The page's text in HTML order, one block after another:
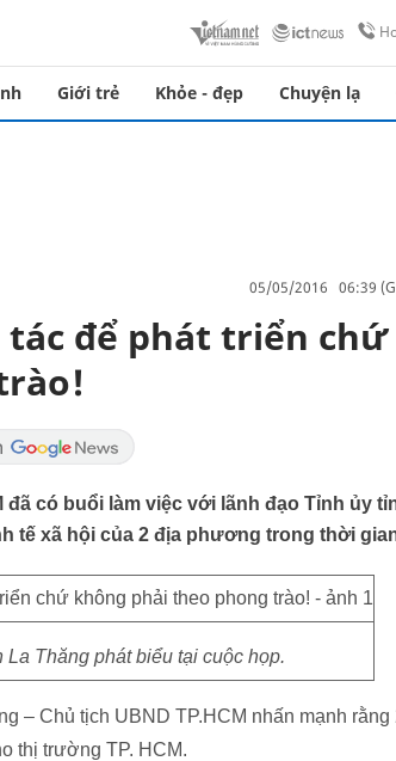
Giới trẻ Khỏe - đẹp Chuyện lạ
05/05/2016 06:39
tác để phát triển chứ
đã có buổi làm việc với lãnh đạo Tỉnh ủy
tế xã hội của 2 địa phương trong thời
Thăng phát biểu tại cuộc họp.
– Chủ tịch UBND TP.HCM nhấn mạnh rằng
thị trường TP. HCM.